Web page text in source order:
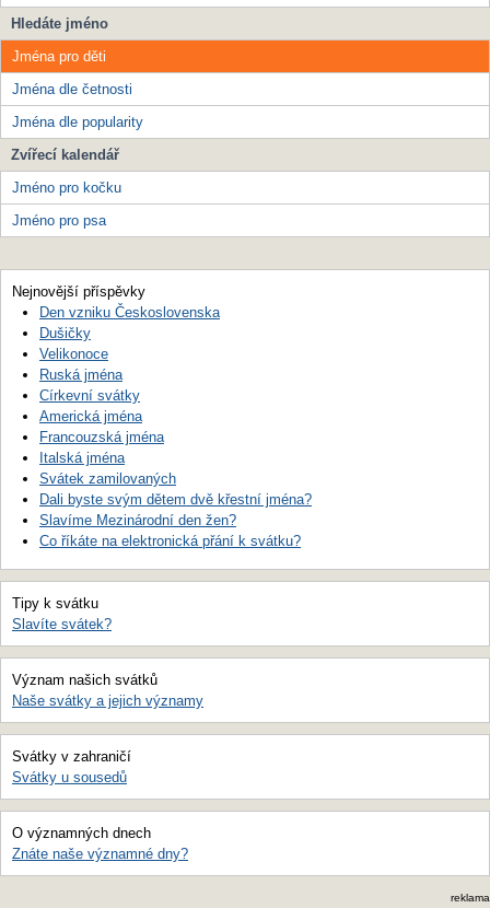
Hledáte jméno
Jména pro děti
Jména dle četnosti
Jména dle popularity
Zvířecí kalendář
Jméno pro kočku
Jméno pro psa
Nejnovější příspěvky
Den vzniku Československa
Dušičky
Velikonoce
Ruská jména
Církevní svátky
Americká jména
Francouzská jména
Italská jména
Svátek zamilovaných
Dali byste svým dětem dvě křestní jména?
Slavíme Mezinárodní den žen?
Co říkáte na elektronická přání k svátku?
Tipy k svátku
Slavíte svátek?
Význam našich svátků
Naše svátky a jejich významy
Svátky v zahraničí
Svátky u sousedů
O významných dnech
Znáte naše významné dny?
reklama